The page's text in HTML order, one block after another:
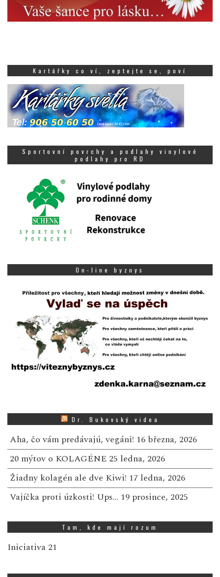
Kartářky co ví, zeptejte se, poví
Sportovní povrchy a podlahy vinylové
podlahy pro RD
On-line byznys
Dr. Bukovský videa
Aha, čo vám predávajú, vegáni! 16 března, 2026
20 mýtov o KOLAGÉNE 25 ledna, 2026
Žiadny kolagén ale dve Kiwi! 17 ledna, 2026
Vajíčka proti úzkosti! Ups… 19 prosince, 2025
Tam, kde mají rozum
Iniciativa 21